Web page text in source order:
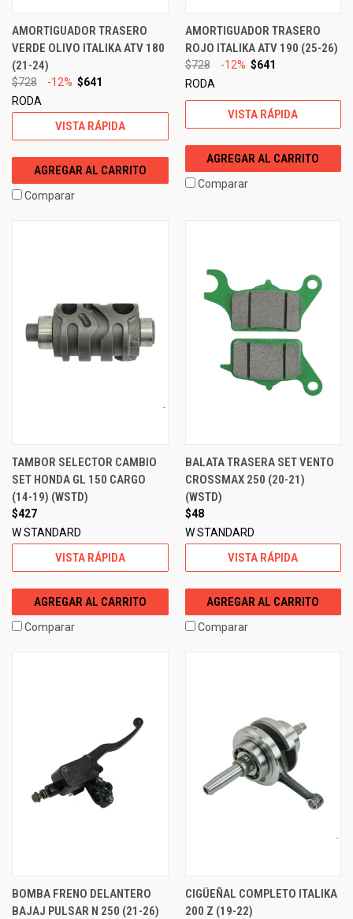
AMORTIGUADOR TRASERO
VERDE OLIVO ITALIKA ATV 180
(21-24)
$728 -12% $641
RODA
VISTA RÁPIDA
AGREGAR AL CARRITO
Comparar
AMORTIGUADOR TRASERO
ROJO ITALIKA ATV 190 (25-26)
$728 -12% $641
RODA
VISTA RÁPIDA
AGREGAR AL CARRITO
Comparar
TAMBOR SELECTOR CAMBIO
SET HONDA GL 150 CARGO
(14-19) (WSTD)
$427
W STANDARD
VISTA RÁPIDA
AGREGAR AL CARRITO
Comparar
BALATA TRASERA SET VENTO
CROSSMAX 250 (20-21)
(WSTD)
$48
W STANDARD
VISTA RÁPIDA
AGREGAR AL CARRITO
Comparar
BOMBA FRENO DELANTERO
BAJAJ PULSAR N 250 (21-26)
CIGÜEÑAL COMPLETO ITALIKA
200 Z (19-22)